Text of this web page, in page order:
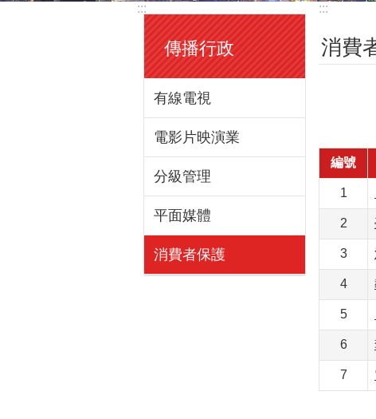
:::
傳播行政
有線電視
電影片映演業
分級管理
平面媒體
消費者保護
:::
消費
編號
1
2
3
4
5
6
7